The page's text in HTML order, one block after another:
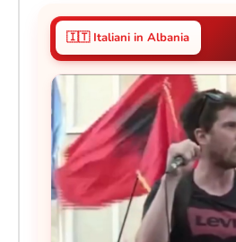
🇮🇹 Italiani in Albania